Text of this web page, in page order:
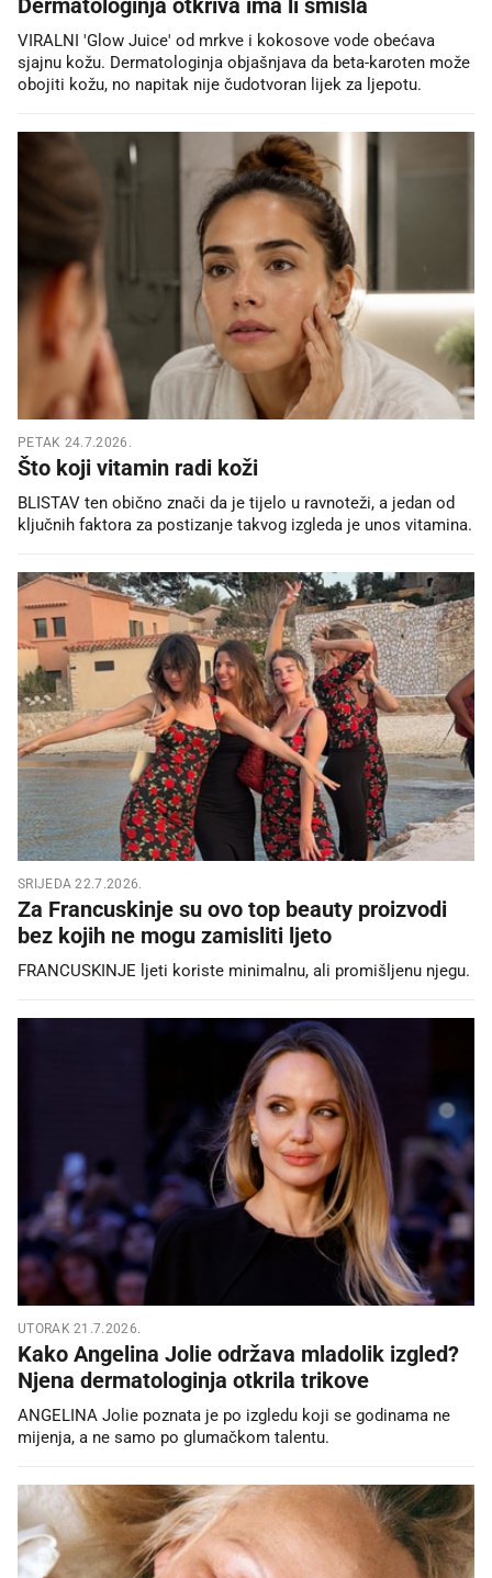
Dermatologinja otkriva ima li smisla
VIRALNI 'Glow Juice' od mrkve i kokosove vode obećava
sjajnu kožu. Dermatologinja objašnjava da beta-karoten može
obojiti kožu, no napitak nije čudotvoran lijek za ljepotu.
PETAK 24.7.2026.
Što koji vitamin radi koži
BLISTAV ten obično znači da je tijelo u ravnoteži, a jedan od
ključnih faktora za postizanje takvog izgleda je unos vitamina.
SRIJEDA 22.7.2026.
Za Francuskinje su ovo top beauty proizvodi
bez kojih ne mogu zamisliti ljeto
FRANCUSKINJE ljeti koriste minimalnu, ali promišljenu njegu.
UTORAK 21.7.2026.
Kako Angelina Jolie održava mladolik izgled?
Njena dermatologinja otkrila trikove
ANGELINA Jolie poznata je po izgledu koji se godinama ne
mijenja, a ne samo po glumačkom talentu.